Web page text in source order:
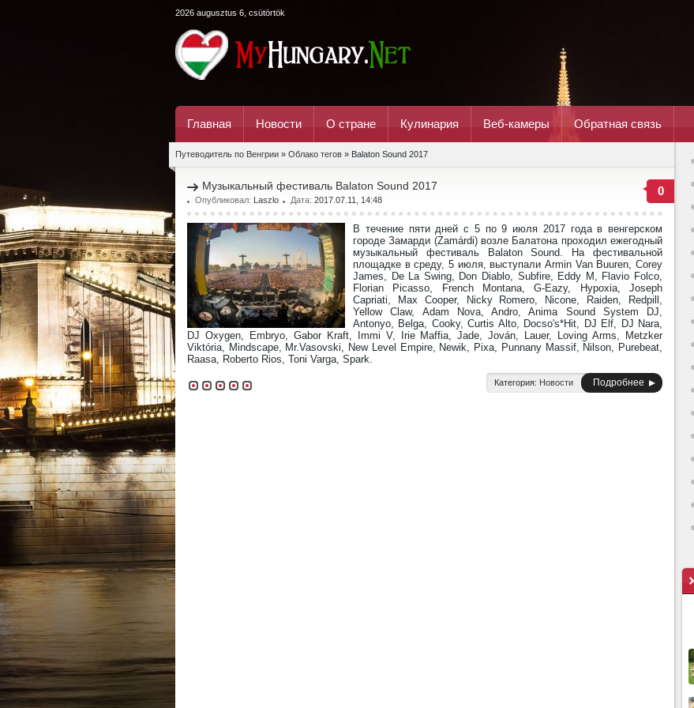
2026 augusztus 6, csütörtök
Главная Новости О стране Кулинария Веб-камеры Обратная связь
Путеводитель по Венгрии » Облако тегов » Balaton Sound 2017
0
Музыкальный фестиваль Balaton Sound 2017
Опубликовал: Laszlo Дата: 2017.07.11, 14:48
В течение пяти дней с 5 по 9 июля 2017 года в венгерском
городе Замарди (Zamárdi) возле Балатона проходил ежегодный
музыкальный фестиваль Balaton Sound. На фестивальной
площадке в среду, 5 июля, выступали Armin Van Buuren, Corey
James, De La Swing, Don Diablo, Subfire, Eddy M, Flavio Folco,
Florian Picasso, French Montana, G-Eazy, Hypoxia, Joseph
Capriati, Max Cooper, Nicky Romero, Nicone, Raiden, Redpill,
Yellow Claw, Adam Nova, Andro, Anima Sound System DJ,
Antonyo, Belga, Cooky, Curtis Alto, Docso's*Hit, DJ Elf, DJ Nara,
DJ Oxygen, Embryo, Gabor Kraft, Immi V, Irie Maffia, Jade, Jován, Lauer, Loving Arms, Metzker
Viktória, Mindscape, Mr.Vasovski, New Level Empire, Newik, Pixa, Punnany Massif, Nilson, Purebeat,
Raasa, Roberto Rios, Toni Varga, Spark.
Категория: Новости Подробнее